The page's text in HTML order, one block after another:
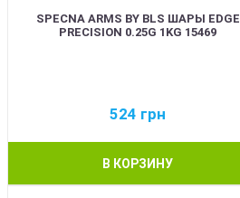
SPECNA ARMS BY BLS ШАРЫ EDGE
PRECISION 0.25G 1KG 15469
524 грн
В КОРЗИНУ